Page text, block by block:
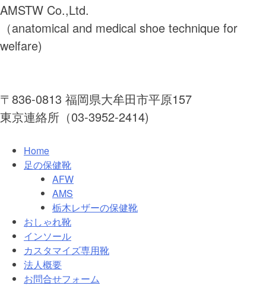
AMSTW Co.,Ltd.
（anatomical and medical shoe technique for
welfare)
〒836-0813 福岡県大牟田市平原157
東京連絡所（03-3952-2414)
Home
足の保健靴
AFW
AMS
栃木レザーの保健靴
おしゃれ靴
インソール
カスタマイズ専用靴
法人概要
お問合せフォーム